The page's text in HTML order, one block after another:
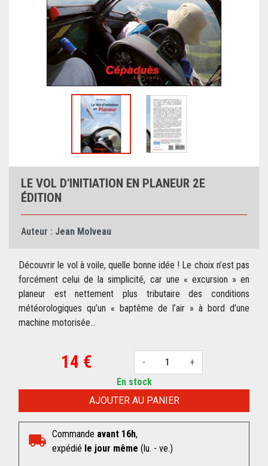
LE VOL D'INITIATION EN PLANEUR 2E
ÉDITION
Auteur : Jean Molveau
Découvrir le vol à voile, quelle bonne idée ! Le choix n’est pas
forcément celui de la simplicité, car une « excursion » en
planeur est nettement plus tributaire des conditions
météorologiques qu’un « baptême de l’air » à bord d’une
machine motorisée…
14 € - +
AJOUTER AU PANIER
En stock
Commande avant 16h,
expédié le jour même (lu. - ve.)